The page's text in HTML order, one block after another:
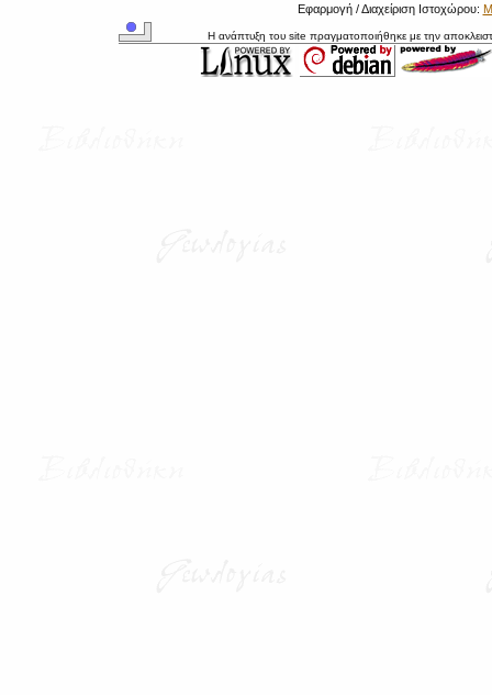
Εφαρμογή / Διαχείριση Ιστοχώρου:
Η ανάπτυξη του site πραγματοποιήθηκε με την